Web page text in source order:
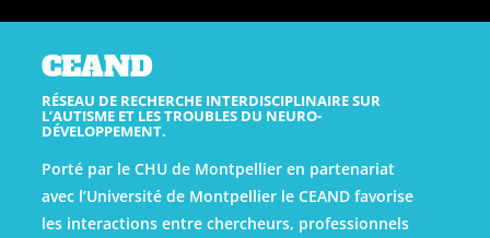
CEAND
RÉSEAU DE RECHERCHE INTERDISCIPLINAIRE SUR
L’AUTISME ET LES TROUBLES DU NEURO-
DÉVELOPPEMENT.
Porté par le CHU de Montpellier en partenariat
avec l’Université de Montpellier le CEAND favorise
les interactions entre chercheurs, professionnels